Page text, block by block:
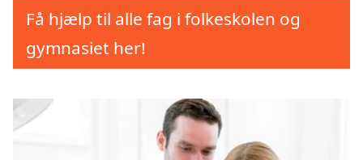
Få hjælp til alle fag i folkeskolen og
gymnasiet her!